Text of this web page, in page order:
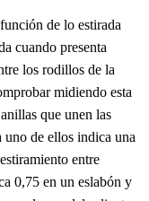
de lo estirada
cuando presenta
los rodillos de la
midiendo esta
que unen las
uno de ellos indica una
entre
0,75 en un eslabón y